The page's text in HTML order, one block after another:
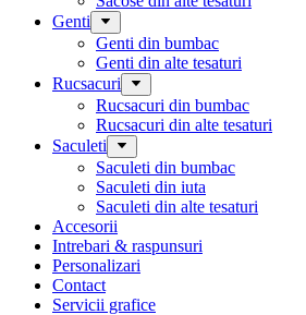
Genti
Genti din bumbac
Genti din alte tesaturi
Rucsacuri
Rucsacuri din bumbac
Rucsacuri din alte tesaturi
Saculeti
Saculeti din bumbac
Saculeti din iuta
Saculeti din alte tesaturi
Accesorii
Intrebari & raspunsuri
Personalizari
Contact
Servicii grafice